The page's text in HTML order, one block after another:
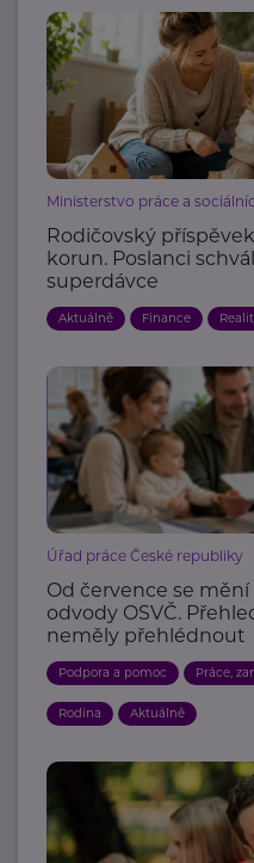
Ministerstvo práce a
Rodičovský
korun. Poslanci
superdávce
Aktuálně Finance
Úřad práce České republiky
Od července se
odvody OSVČ.
neměly přehlédnout
Podpora a pomoc Práce,
Rodina Aktuálně